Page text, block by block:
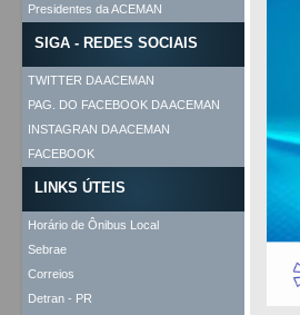
Presidentes da ACEMAN
SIGA - REDES SOCIAIS
TWITTER DA ACEMAN
PAG. DO FACEBOOK DA ACEMAN
INSTAGRAN DA ACEMAN
FACEBOOK
LINKS ÚTEIS
Horário de Ônibus Local
Sebrae
Correios
Detran - PR